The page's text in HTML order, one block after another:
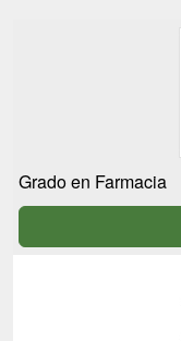
Grado en Farmacia